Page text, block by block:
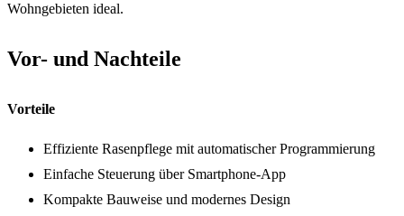
Wohngebieten ideal.
Vor- und Nachteile
Vorteile
Effiziente Rasenpflege mit automatischer Programmierung
Einfache Steuerung über Smartphone-App
Kompakte Bauweise und modernes Design